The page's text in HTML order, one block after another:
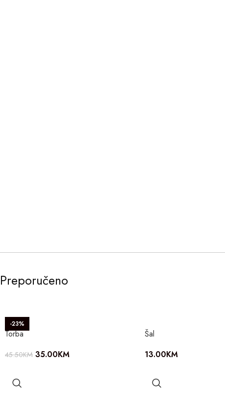
Preporučeno
-23%
Torba
45.50KM 35.00KM
Šal
13.00KM